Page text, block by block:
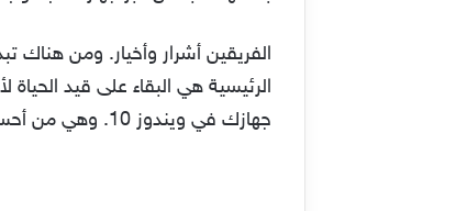
الفريقين أشرار وأخيار. ومن هناك
جهازك في ويندوز 10. وهي من أحسن العاب حرب اون لاين للكمبيوتر للاجهزة الضعيفة ذات الإمكانيات المتواضعة.